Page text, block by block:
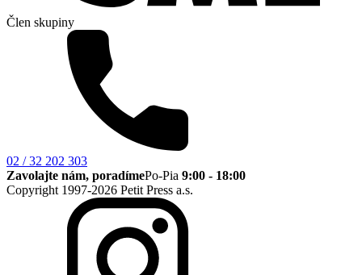
Člen skupiny
02 / 32 202 303
Zavolajte nám, poradímePo-Pia 9:00 - 18:00
Copyright 1997-2026 Petit Press a.s.